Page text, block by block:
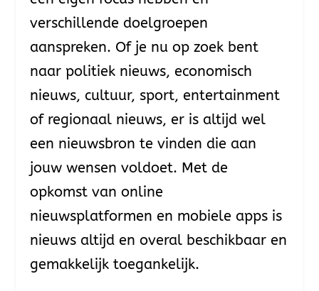
verschillende doelgroepen
aanspreken. Of je nu op zoek bent
naar politiek nieuws, economisch
nieuws, cultuur, sport, entertainment
of regionaal nieuws, er is altijd wel
een nieuwsbron te vinden die aan
jouw wensen voldoet. Met de
opkomst van online
nieuwsplatformen en mobiele apps is
nieuws altijd en overal beschikbaar en
gemakkelijk toegankelijk.